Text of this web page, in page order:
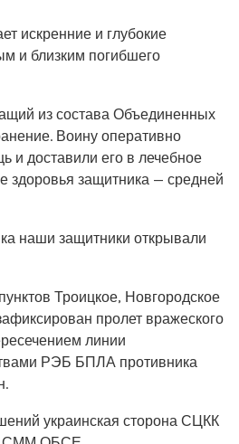
искренние и глубокие
и близким погибшего
из состава Объединенных
Воину оперативно
и доставили его в лечебное
здоровья защитника — средней
наши защитники открывали
Троицкое, Новгородское
пролет вражеского
линии
РЭБ БПЛА противника
украинская сторона СЦКК